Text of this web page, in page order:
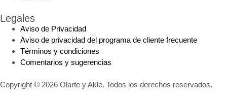
Legales
Aviso de Privacidad
Aviso de privacidad del programa de cliente frecuente
Términos y condiciones
Comentarios y sugerencias
Copyright © 2026 Olarte y Akle. Todos los derechos reservados.